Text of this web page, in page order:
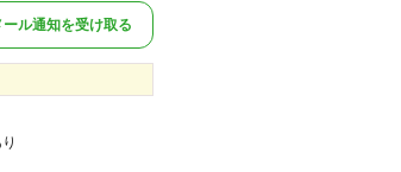
ール通知を受け取る